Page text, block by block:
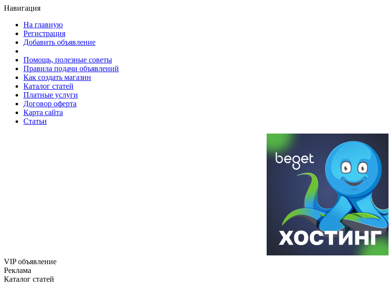
Навигация
На главную
Регистрация
Добавить объявление
Помощь, полезные советы
Правила подачи объявлений
Как создать магазин
Каталог статей
Платные услуги
Договор оферта
Карта сайта
Статьи
VIP объявление
Реклама
Каталог статей